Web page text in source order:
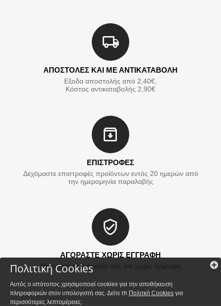
ΑΠΟΣΤΟΛΕΣ ΚΑΙ ΜΕ ΑΝΤΙΚΑΤΑΒΟΛΗ
Εξοδα αποστολής από 2,40€,
Κόστος αντικαταβολής 2,90€
ΕΠΙΣΤΡΟΦΕΣ
Δεχόμαστε επιστροφές προϊόντων εντός 20 ημερών από
την ημερομηνία παραλαβής
ΑΓΟΡΑΣΤΕ ΧΩΡΙΣ ΕΓΓΡΑΦΗ
Βάλτε την παραγγελία σας και χωρίς εγγραφή
Πολιτική Cookies
Αυτός ο ιστότοπος χρησιμοποιεί cookies για την αποθήκευση
πληροφοριών στον υπολογιστή σας. Δείτε τh Πολιτκή Cookies για
περισσότερες λεπτομέρειες.